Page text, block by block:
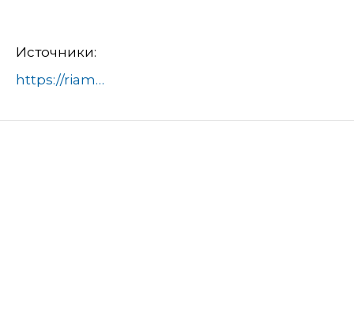
Источники:
https://riamo.ru/news/nedvizhimost/v-podolske-rekonstruirujut-tseh-proizvodstva-orehov-i-vostochnyh-sladostej/